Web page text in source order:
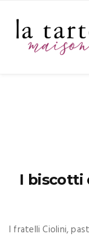
I biscotti
I fratelli Ciolini,